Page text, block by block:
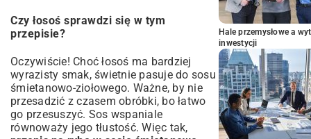
Czy łosoś sprawdzi się w tym
przepisie?
Oczywiście! Choć łosoś ma bardziej
wyrazisty smak, świetnie pasuje do sosu
śmietanowo-ziołowego. Ważne, by nie
przesadzić z czasem obróbki, bo łatwo
go przesuszyć. Sos wspaniale
równoważy jego tłustość. Więc tak,
Hale przemysłowe a
inwestycji